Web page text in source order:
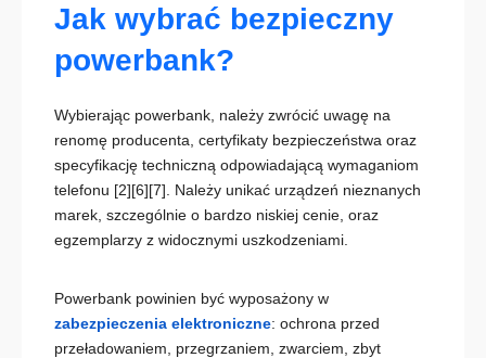
Jak wybrać bezpieczny
powerbank?
Wybierając powerbank, należy zwrócić uwagę na
renomę producenta, certyfikaty bezpieczeństwa oraz
specyfikację techniczną odpowiadającą wymaganiom
telefonu [2][6][7] . Należy unikać urządzeń nieznanych
marek, szczególnie o bardzo niskiej cenie, oraz
egzemplarzy z widocznymi uszkodzeniami.
Powerbank powinien być wyposażony w
zabezpieczenia elektroniczne: ochrona przed
przeładowaniem, przegrzaniem, zwarciem, zbyt